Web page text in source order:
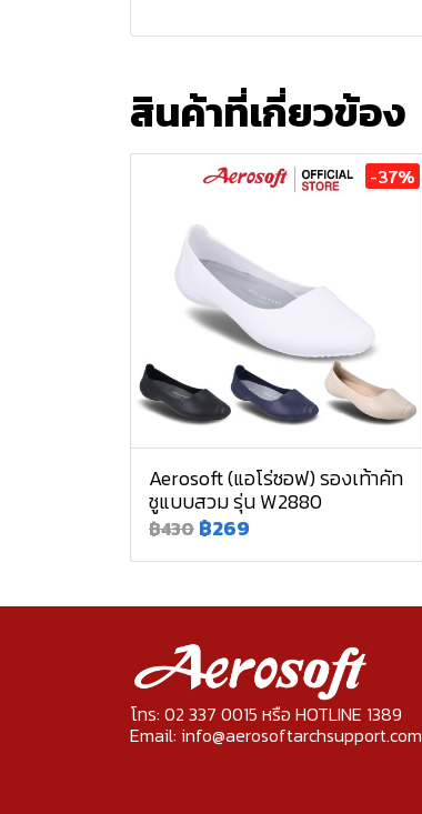
สินค้าที่เกี่ยวข้อง
-37%
Aerosoft (แอโร่ซอฟ) รองเท้าคัท
ชูแบบสวม รุ่น W2880
฿430 ฿269
โทร: 02 337 0015 หรือ HOTLINE 1389
Email: info@aerosoftarchsupport.com